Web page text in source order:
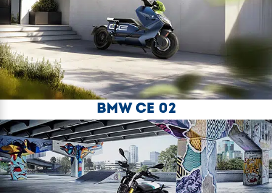
BMW CE 02